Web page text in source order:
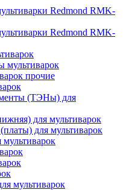
Redmond RMK-
Redmond RMK-
мультиварок
прочие
(ТЭНы) для
для мультиварок
для мультиварок
мультиварок